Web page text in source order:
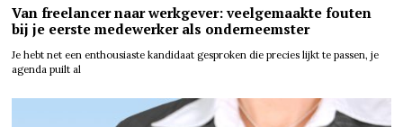
Van freelancer naar werkgever: veelgemaakte fouten
bij je eerste medewerker als onderneemster
Je hebt net een enthousiaste kandidaat gesproken die precies lijkt te passen, je
agenda puilt al